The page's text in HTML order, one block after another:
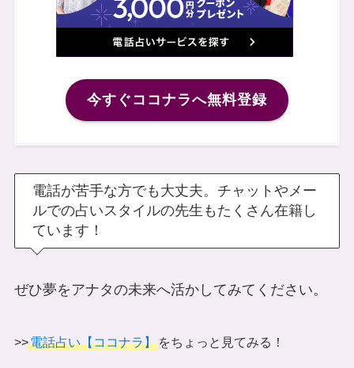
今すぐココナラへ無料登録
電話が苦手な方でも大丈夫。チャットやメー
ルでの占いスタイルの先生もたくさん在籍し
ています！
ぜひ夢をアナタの未来へ活かしてみてください。
>>電話占い【ココナラ】をちょっと見てみる！